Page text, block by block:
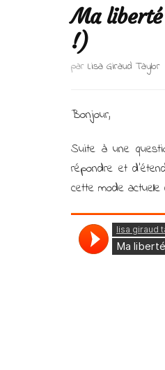
Ma liberté
!)
par Lisa Giraud Taylor
Bonjour,
Suite à une
répondre et
cette mode